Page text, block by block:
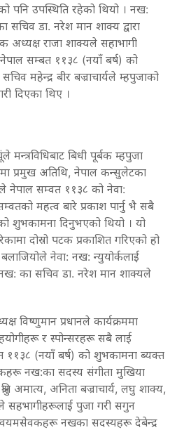
पनि उपस्थिति रहेको थियो । नख:
सचिव डा. नरेश मान शाक्य द्वारा
अध्यक्ष राजा शाक्यले सहाभागी
सम्बत ११३८ (नयॉं बर्ष) को
महेन्द्र बीर बज्राचार्यले म्हपुजाको
दिएका थिए ।
बिधी पूर्बक म्हपुजा
प्रमुख अतिथि, नेपाल कन्सुलेटका
नेपाल सम्वत ११३८ को नेवा:
महत्व बारे प्रकाश पार्नु भै सबै
शुभकामना दिनुभएको थियो । यो
दोस्रो पटक प्रकाशित गरिएको हो
नेवा: नख: न्युयोर्कलाई
का सचिव डा. नरेश मान शाक्यले
विष्णुमान प्रधानले कार्यक्रममा
र स्पोन्सरहरू सबै लाई
११३८ (नयॉं बर्ष) को शुभकामना ब्यक्त
नख:का सदस्य संगीता मुखिया
अमात्य, अनिता बज्राचार्य, लघु शाक्य,
सहभागीहरूलाई पुजा गरी सगुन
नखका सदस्यहरू देबेन्द्र